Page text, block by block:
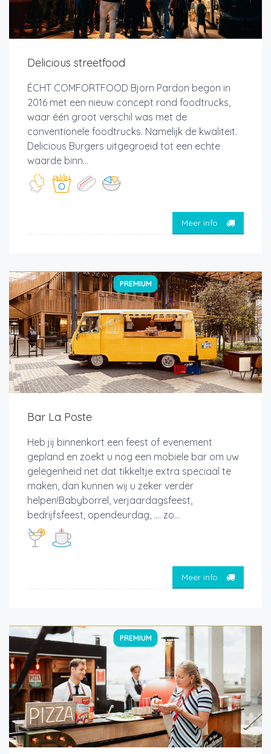
Delicious streetfood
ÉCHT COMFORTFOOD Bjorn Pardon begon in
2016 met een nieuw concept rond foodtrucks,
waar één groot verschil was met de
conventionele foodtrucks. Namelijk de kwaliteit.
Delicious Burgers uitgegroeid tot een echte
waarde binn...
Meer info
PREMIUM
Bar La Poste
Heb jij binnenkort een feest of evenement
gepland en zoekt u nog een mobiele bar om uw
gelegenheid net dat tikkeltje extra speciaal te
maken, dan kunnen wij u zeker verder
helpen!Babyborrel, verjaardagsfeest,
bedrijfsfeest, opendeurdag, …. zo...
Meer info
PREMIUM